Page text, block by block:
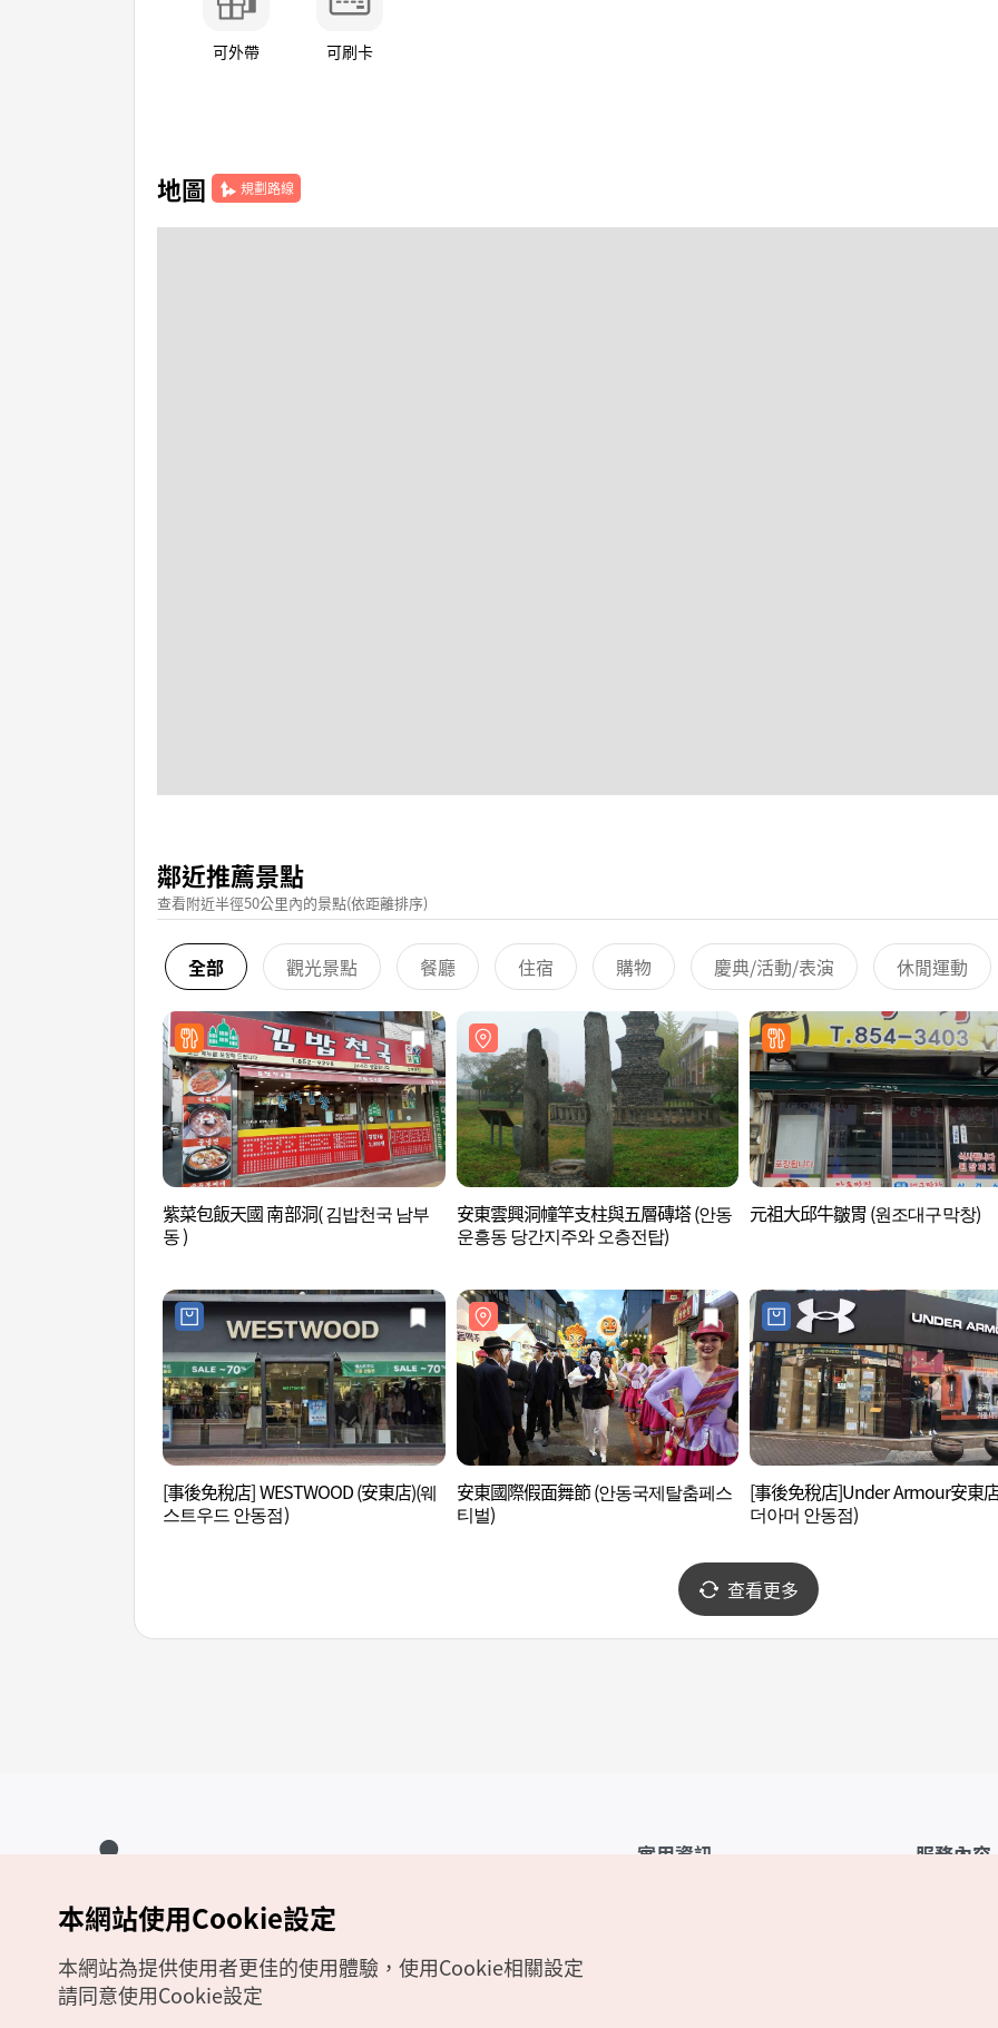
可外帶 可刷卡
地圖 規劃路線
鄰近推薦景點
查看附近半徑50公里內的景點(依距離排序)
全部 觀光景點 餐廳 住宿 購物 慶典/活動/表演 休閒運動
紫菜包飯天國 南部洞( 김밥천국 남부
동 )
安東雲興洞幢竿支柱與五層磚塔 (안동
운흥동 당간지주와 오층전탑)
元祖大邱牛皺胃 (원조대구막창)
[事後免稅店] WESTWOOD (安東店)(웨
스트우드 안동점)
安東國際假面舞節 (안동국제탈춤페스
티벌)
[事後免稅店]Under Armour安東
더아머 안동점)
查看更多
實用資訊 服務內容
Copyrights (c) 韓國觀光公社版權所有
如有相關疑問或建議，歡迎來信至官方信箱
本網站使用Cookie設定
本網站為提供使用者更佳的使用體驗，使用Cookie相關設定
請同意使用Cookie設定